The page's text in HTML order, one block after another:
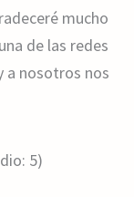
mucho
de las redes
a nosotros nos
5)